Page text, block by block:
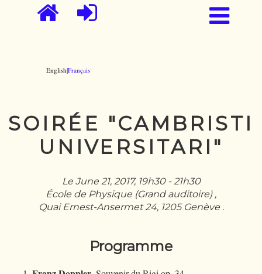
English|Français
SOIRÉE "CAMBRISTI
UNIVERSITARI"
Le June 21, 2017, 19h30 - 21h30
École de Physique (Grand auditoire) ,
Quai Ernest-Ansermet 24, 1205 Genève .
Programme